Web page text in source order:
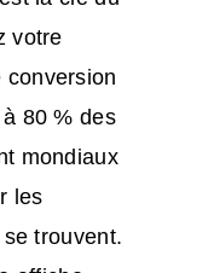
votre
conversion
80 % des
mondiaux
les
trouvent.